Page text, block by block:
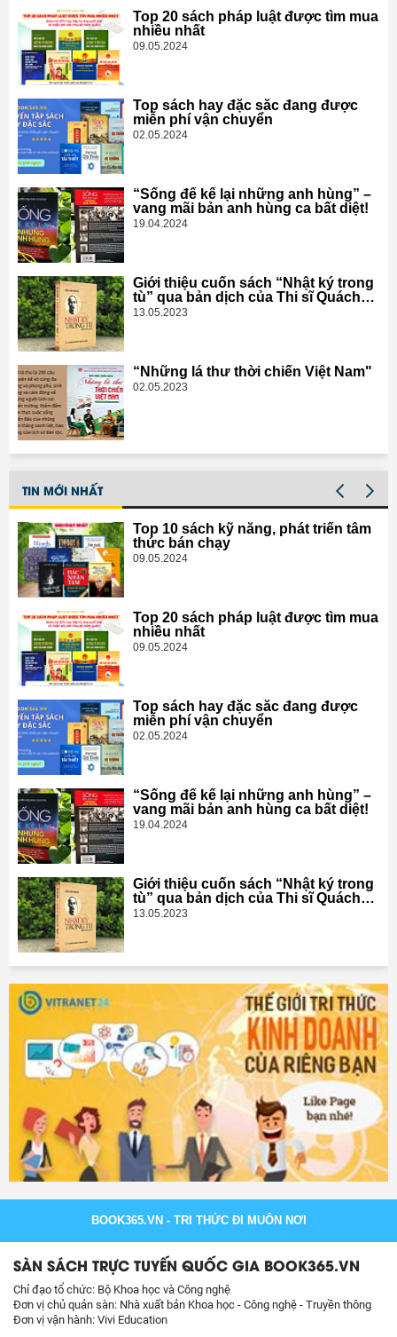
Top 20 sách pháp luật được tìm mua
nhiều nhất
09.05.2024
Top sách hay đặc sắc đang được
miễn phí vận chuyển
02.05.2024
“Sống để kể lại những anh hùng” –
vang mãi bản anh hùng ca bất diệt!
19.04.2024
Giới thiệu cuốn sách “Nhật ký trong
tù” qua bản dịch của Thi sĩ Quách
Tấn
13.05.2023
“Những lá thư thời chiến Việt Nam"
02.05.2023
TIN MỚI NHẤT
Top 10 sách kỹ năng, phát triển tâm
thức bán chạy
09.05.2024
Top 20 sách pháp luật được tìm mua
nhiều nhất
09.05.2024
Top sách hay đặc sắc đang được
miễn phí vận chuyển
02.05.2024
“Sống để kể lại những anh hùng” –
vang mãi bản anh hùng ca bất diệt!
19.04.2024
Giới thiệu cuốn sách “Nhật ký trong
tù” qua bản dịch của Thi sĩ Quách
Tấn
13.05.2023
BOOK365.VN - TRI THỨC ĐI MUÔN NƠI
SÀN SÁCH TRỰC TUYẾN QUỐC GIA BOOK365.VN
Chỉ đạo tổ chức: Bộ Khoa học và Công nghệ
Đơn vị chủ quản sàn: Nhà xuất bản Khoa học - Công nghệ - Truyền thông
Đơn vị vận hành: Vivi Education